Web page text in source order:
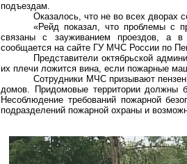
подъездам.
Оказалось, что не во всех
«Рейд показал, что проблемы с
связаны с зауживанием проездов, а в
сообщается на сайте ГУ МЧС России по
Представители октябрьской
их плечи ложится вина, если пожарные
Сотрудники МЧС призывают
домов. Придомовые территории должны
Несоблюдение требований пожарной
подразделений пожарной охраны и